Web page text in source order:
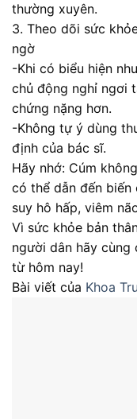
thường xuyên.
3. Theo dõi sức
ngờ
-Khi có biểu hiện
chủ động nghỉ ngơi
chứng nặng hơn.
-Không tự ý dùng
định của bác sĩ.
Hãy nhớ: Cúm
có thể dẫn đến biến
suy hô hấp, viêm
Vì sức khỏe bản
người dân hãy cùng
từ hôm nay!
Bài viết của Khoa